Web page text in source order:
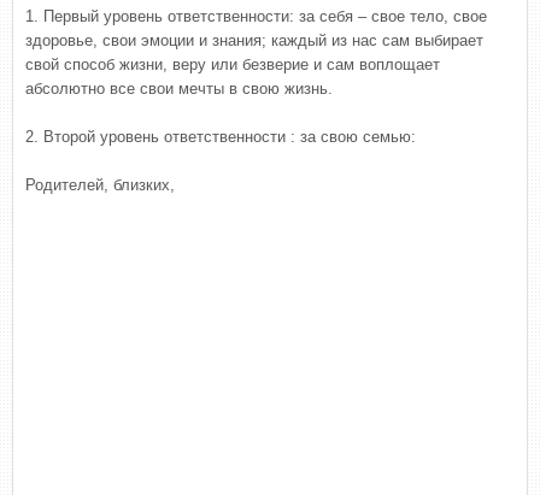
1. Первый уровень ответственности: за себя – свое тело, свое
здоровье, свои эмоции и знания; каждый из нас сам выбирает
свой способ жизни, веру или безверие и сам воплощает
абсолютно все свои мечты в свою жизнь.
2. Второй уровень ответственности : за свою семью:
Родителей, близких,